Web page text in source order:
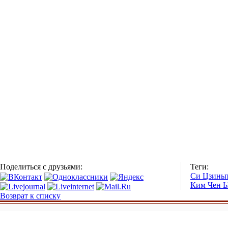
Поделиться с друзьями:
Теги:
Си
Ким Чен
Возврат к списку